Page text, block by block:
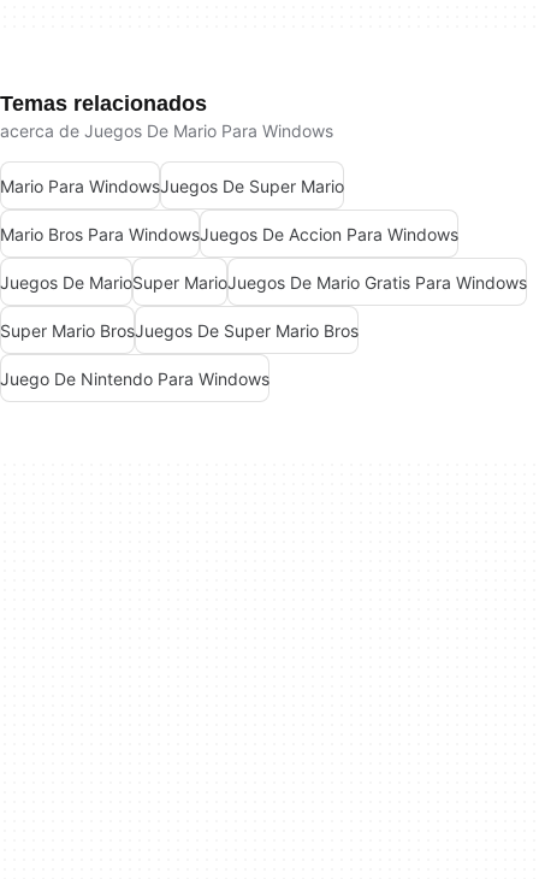
Temas relacionados
acerca de Juegos De Mario Para Windows
Mario Para WindowsJuegos De Super Mario
Mario Bros Para WindowsJuegos De Accion Para Windows
Juegos De MarioSuper MarioJuegos De Mario Gratis Para Windows
Super Mario BrosJuegos De Super Mario Bros
Juego De Nintendo Para Windows